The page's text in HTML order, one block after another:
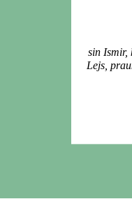
sin Ismir,
Lejs,